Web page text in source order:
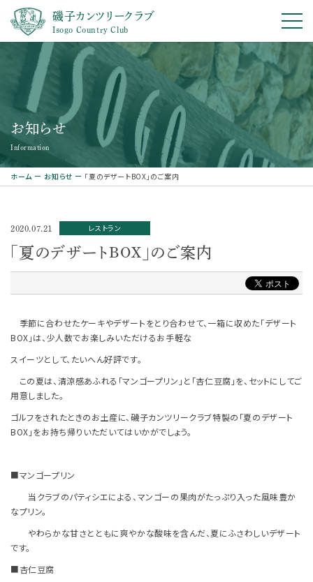
磯子カンツリークラブ
Isogo Country Club
お知らせ
Information
ホーム お知らせ 「夏のデザートBOX」のご案内
2020.07.21 レストラン
「夏のデザートBOX」のご案内
季節に合わせたケーキやデザートをとり合わせて、一箱に収めた「デザート
BOX 」は、少人数でお楽しみいただけるお手軽な
スイーツとして、たいへん好評です。
この夏は、清涼感あふれる「マンゴープリン」と「杏仁豆腐」を、セットにしてご
用意しました。
ゴルフをされたときのお土産に、磯子カンツリークラブ特製の「夏のデザート
BOX 」をお持ち帰りいただいてはいかがでしょう。
■マンゴープリン
当クラブのパティシエによる、マンゴーの果肉がたっぷり入った風味豊か
なプリン。
やわらかな甘さとともに爽やかな酸味を含んだ、夏にふさわしいデザート
です。
■杏仁豆腐